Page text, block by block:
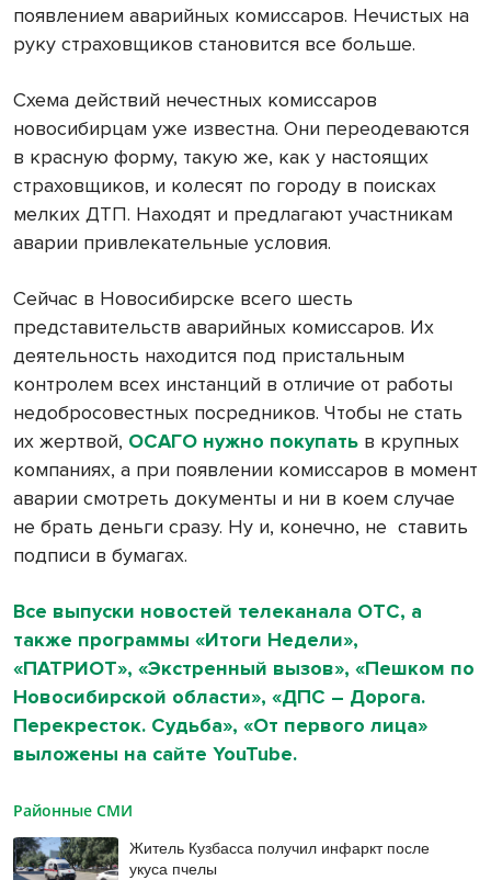
появлением аварийных комиссаров. Нечистых на
руку страховщиков становится все больше.
Схема действий нечестных комиссаров
новосибирцам уже известна. Они переодеваются
в красную форму, такую же, как у настоящих
страховщиков, и колесят по городу в поисках
мелких ДТП. Находят и предлагают участникам
аварии привлекательные условия.
Сейчас в Новосибирске всего шесть
представительств аварийных комиссаров. Их
деятельность находится под пристальным
контролем всех инстанций в отличие от работы
недобросовестных посредников. Чтобы не стать
их жертвой, ОСАГО нужно покупать в крупных
компаниях, а при появлении комиссаров в момент
аварии смотреть документы и ни в коем случае
не брать деньги сразу. Ну и, конечно, не ставить
подписи в бумагах.
Все выпуски новостей телеканала ОТС, а
также программы «Итоги Недели»,
«ПАТРИОТ», «Экстренный вызов», «Пешком по
Новосибирской области», «ДПС – Дорога.
Перекресток. Судьба», «От первого лица»
выложены на сайте YouTube.
Районные СМИ
Житель Кузбасса получил инфаркт после
укуса пчелы